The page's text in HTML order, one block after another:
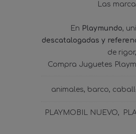
Las
En Playmundo,
descatalogadas y
de
Compra Juguetes
animales barco
PLAYMOBIL NUEVO